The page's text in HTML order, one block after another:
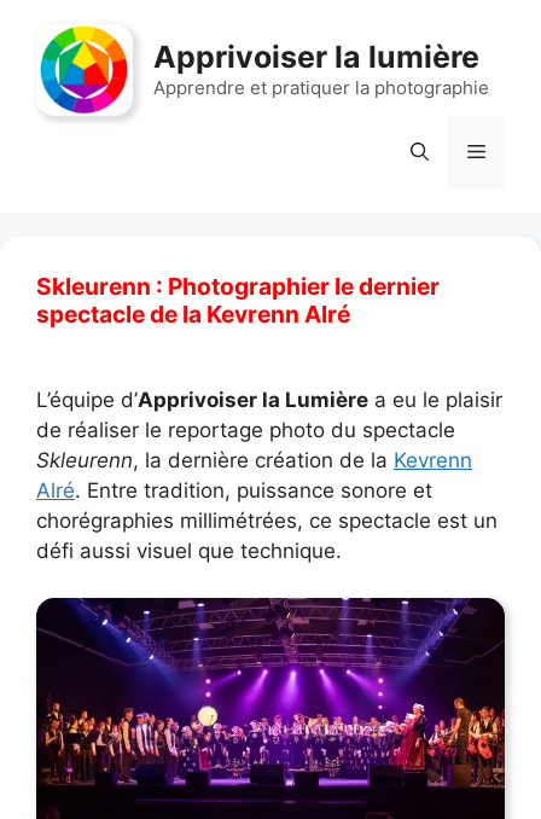
contenu
Apprivoiser la lumière
Apprendre et pratiquer la photographie
Menu
Skleurenn : Photographier le dernier
spectacle de la Kevrenn Alré
L’équipe d’Apprivoiser la Lumière a eu le plaisir
de réaliser le reportage photo du spectacle
Skleurenn, la dernière création de la Kevrenn
Alré. Entre tradition, puissance sonore et
chorégraphies millimétrées, ce spectacle est un
défi aussi visuel que technique.